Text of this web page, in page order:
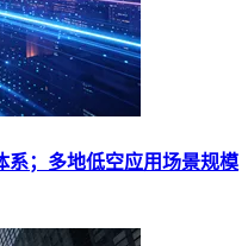
系；多地低空应用场景规模